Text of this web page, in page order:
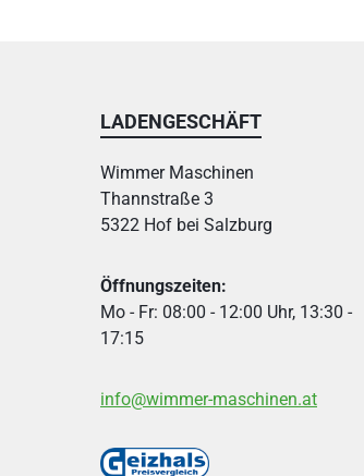
LADENGESCHÄFT
Wimmer Maschinen
Thannstraße 3
5322 Hof bei Salzburg
Öffnungszeiten:
Mo - Fr: 08:00 - 12:00 Uhr, 13:30 -
17:15
info@wimmer-maschinen.at